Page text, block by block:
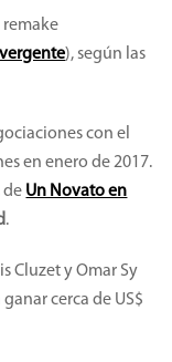
), según las
con el
en enero de 2017.
de Un Novato en
.
Cluzet y Omar Sy
cerca de US$